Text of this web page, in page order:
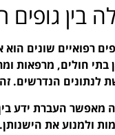
בין גופים
רפואיים שונים
בתי חולים, מרפאות
לנתונים הנדרשים.
מאפשר העברת ידע
ולמנוע את